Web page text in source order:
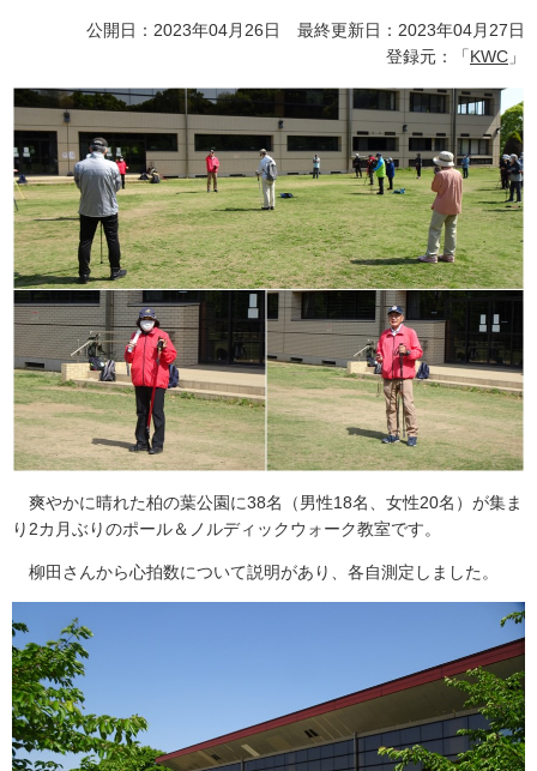
公開日：2023年04月26日 最終更新日：2023年04月27日
登録元：「KWC 」
爽やかに晴れた柏の葉公園に38名（男性18名、女性20名）が集ま
り2カ月ぶりのポール＆ノルディックウォーク教室です。
柳田さんから心拍数について説明があり、各自測定しました。